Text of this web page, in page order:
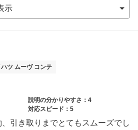
ツ ムーヴ コンテ
説明の分かりやすさ：4
対応スピード：5
引き取りまでとてもスムーズでし